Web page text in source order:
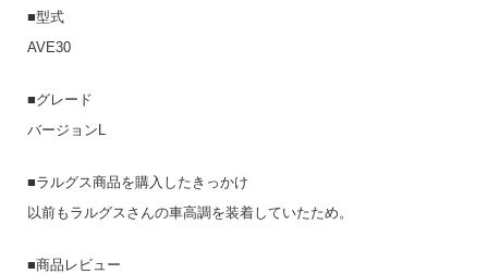
■型式
AVE30
■グレード
バージョンL
■ラルグス商品を購入したきっかけ
以前もラルグスさんの車高調を装着していたため。
■商品レビュー